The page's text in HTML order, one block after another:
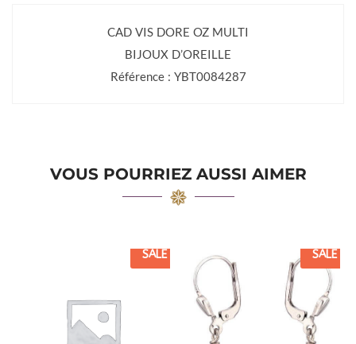
CAD VIS DORE OZ MULTI
BIJOUX D’OREILLE
Référence : YBT0084287
VOUS POURRIEZ AUSSI AIMER
SALE SALE